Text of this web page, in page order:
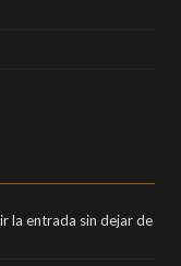
la entrada sin dejar de